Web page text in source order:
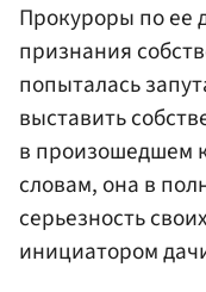
Прокуроры по ее
признания
попыталась
выставить
в произошедшем
словам, она в
серьезность
инициатором